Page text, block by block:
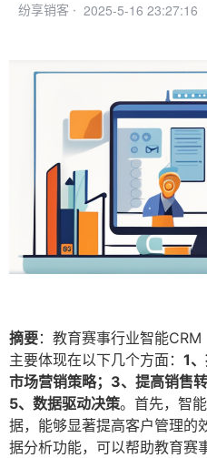
纷享销客 · 2025-5-16 23:27:16
摘要：教育赛事行业智能
主要体现在以下几个方面： 1
市场营销策略；3、提高销售
5、数据驱动决策。首先，智
据，能够显著提高客户管理的
据分析功能，可以帮助教育赛